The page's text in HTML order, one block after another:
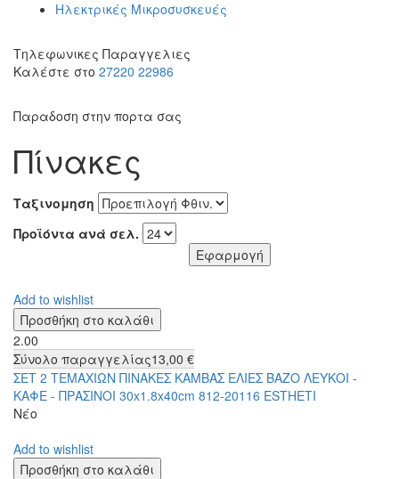
Ηλεκτρικές Μικροσυσκευές
Τηλεφωνικες Παραγγελιες
Καλέστε στο 27220 22986
Παραδοση στην πορτα σας
Πίνακες
Ταξινομηση
Προϊόντα ανά σελ.
Add to wishlist
2.00
Σύνολο παραγγελίας13,00 €
ΣΕΤ 2 ΤΕΜΑΧΙΩΝ ΠΙΝΑΚΕΣ ΚΑΜΒΑΣ ΕΛΙΕΣ ΒΑΖΟ ΛΕΥΚΟΙ -
ΚΑΦΕ - ΠΡΑΣΙΝΟΙ 30x1.8x40cm 812-20116 ESTHETI
Νέο
Add to wishlist